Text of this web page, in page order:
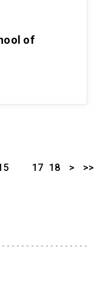
of
17 18 > >>